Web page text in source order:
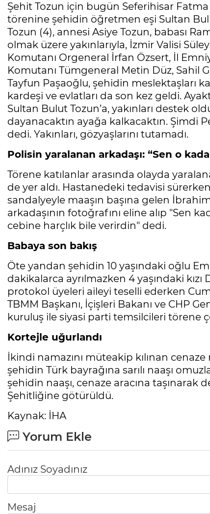
Şehit Tozun için bugün Seferihisar
törenine şehidin öğretmen eşi Sultan
Tozun (4), annesi Asiye Tozun, babası
olmak üzere yakınlarıyla, İzmir Valisi
Komutanı Orgeneral İrfan Özsert, İl
Komutanı Tümgeneral Metin Düz, Sahil
Tayfun Paşaoğlu, şehidin meslektaşları
kardeşi ve evlatları da son kez geldi.
Sultan Bulut Tozun’a, yakınları destek
dayanacaktın ayağa kalkacaktın. Şimdi
dedi. Yakınları, gözyaşlarını tutamadı.
Polisin yaralanan arkadaşı: “Sen o
Törene katılanlar arasında olayda
de yer aldı. Hastanedeki tedavisi
sandalyeyle maaşın başına gelen
arkadaşının fotoğrafını eline alıp "Sen
cebine harçlık bile verirdin" dedi.
Babaya son bakış
Öte yandan şehidin 10 yaşındaki oğlu
dakikalarca ayrılmazken 4 yaşındaki
protokol üyeleri aileyi teselli ederken
TBMM Başkanı, İçişleri Bakanı ve CHP
kuruluş ile siyasi parti temsilcileri törene
Kortejle uğurlandı
İkindi namazını müteakip kılınan
şehidin Türk bayrağına sarılı naaşı
şehidin naaşı, cenaze aracına
Şehitliğine götürüldü.
Kaynak: İHA
Yorum Ekle
Adınız Soyadınız
Mesaj